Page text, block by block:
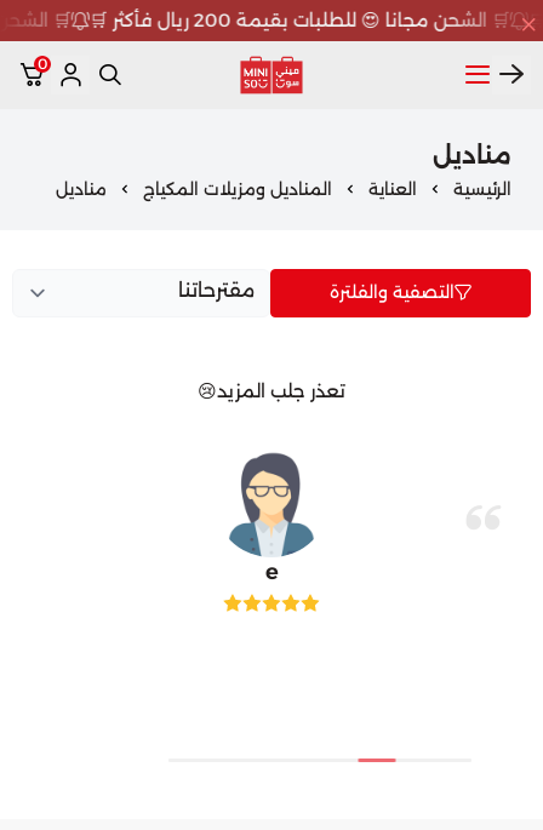
🛒 الشحن مجانا 😍 للطلبات بقيمة 200 ريال فأكثر 🛒 🛒 الشحن
ميني سو MINISO
0
مناديل
الرئيسية العناية المناديل ومزيلات المكياج مناديل
التصفية والفلترة
تعذر جلب المزيد😢
e